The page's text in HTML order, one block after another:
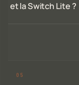
et la Switch Lite ?